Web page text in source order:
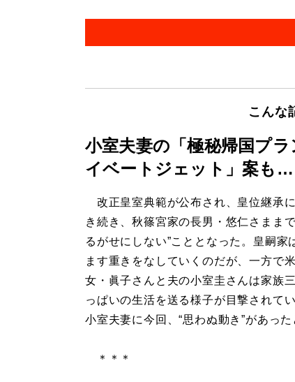
こんな
小室夫妻の「極秘帰国プ
イベートジェット」案も
改正皇室典範が公布され、皇位継承に
き続き、秋篠宮家の長男・悠仁さまま
るがせにしない”こととなった。皇嗣家
ます重きをなしていくのだが、一方で
女・眞子さんと夫の小室圭さんは家族
っぱいの生活を送る様子が目撃されて
小室夫妻に今回、“思わぬ動き”があった
＊＊＊